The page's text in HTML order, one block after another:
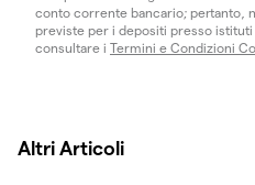
conto corrente bancario; pertanto,
previste per i depositi presso istituti
consultare i Termini e Condizioni
Altri Articoli